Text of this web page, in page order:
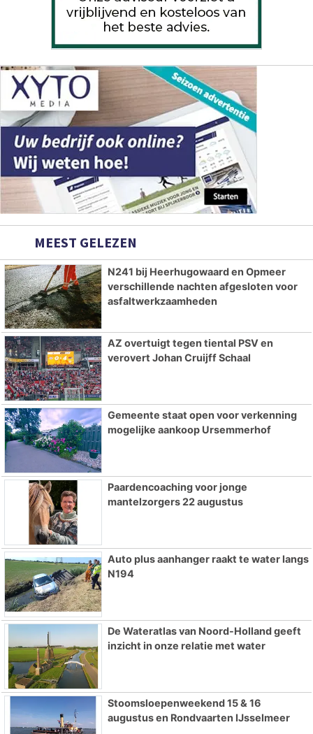
MEEST GELEZEN
N241 bij Heerhugowaard en Opmeer
verschillende nachten afgesloten voor
asfaltwerkzaamheden
AZ overtuigt tegen tiental PSV en
verovert Johan Cruijff Schaal
Gemeente staat open voor verkenning
mogelijke aankoop Ursemmerhof
Paardencoaching voor jonge
mantelzorgers 22 augustus
Auto plus aanhanger raakt te water langs
N194
De Wateratlas van Noord-Holland geeft
inzicht in onze relatie met water
Stoomsloepenweekend 15 & 16
augustus en Rondvaarten IJsselmeer